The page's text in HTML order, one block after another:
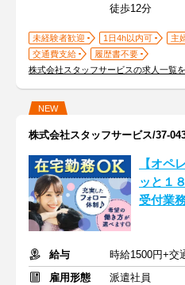
徒歩12分
未経験者歓迎 1日4h以内可
主
交通費支給
履歴書不要
株式会社スタッフサービスの求人一覧
NEW
株式会社スタッフサービス/37-
【オペ
ッと１
受付業
給与
時給1500円+交
雇用形態
派遣社員